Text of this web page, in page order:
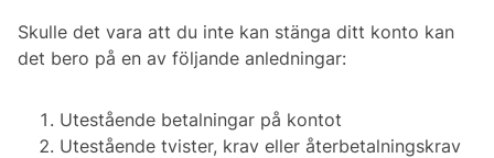
Skulle det vara att du inte kan stänga ditt konto kan
det bero på en av följande anledningar:
Utestående betalningar på kontot
Utestående tvister, krav eller återbetalningskrav